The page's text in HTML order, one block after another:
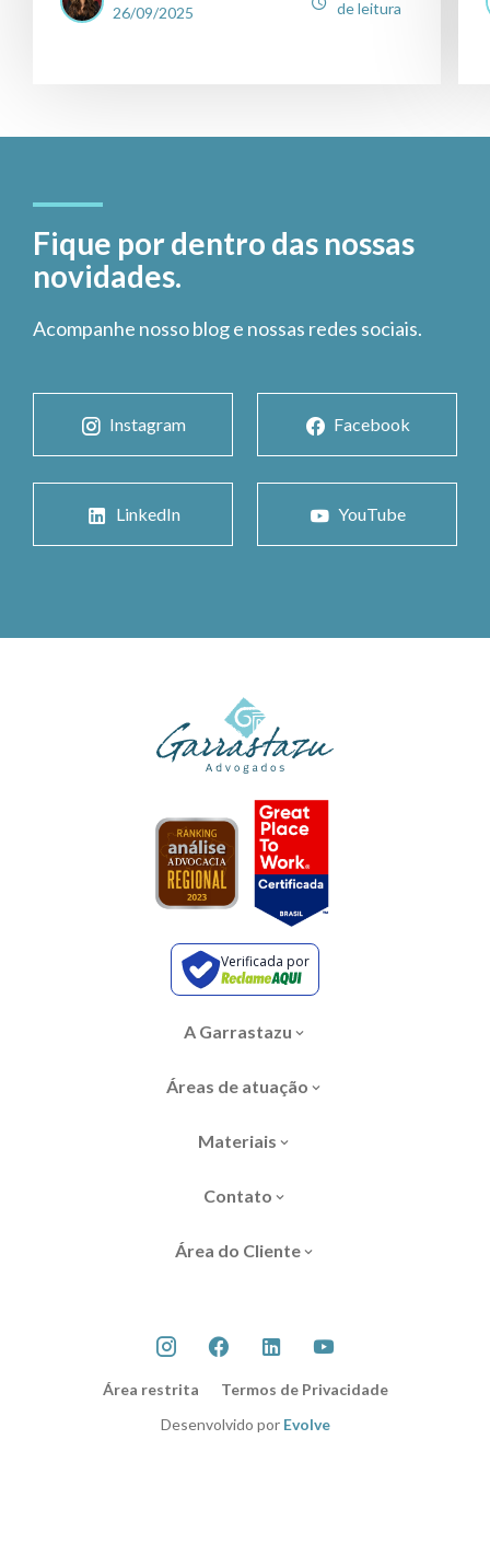
26/09/2025
de leitura
Fique por dentro das nossas
novidades.
Acompanhe nosso blog e nossas redes sociais.
Instagram Facebook
LinkedIn YouTube
Verificada por
A Garrastazu
Áreas de atuação
Materiais
Contato
Área do Cliente
Área restrita
Termos de Privacidade
Desenvolvido por Evolve